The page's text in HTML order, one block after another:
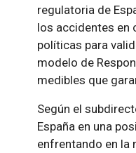
regulatoria de
los accidentes en
políticas para
modelo de
medibles que
Según el
España en una
enfrentando en la